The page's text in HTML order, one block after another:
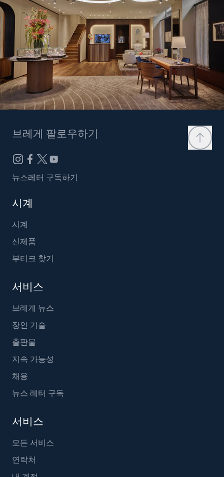
브레게 팔로우하기
뉴스레터 구독하기
시계
시계
신제품
부티크 찾기
서비스
브레게 뉴스
장인 기술
출판물
지속 가능성
채용
뉴스 레터 구독
서비스
모든 서비스
연락처